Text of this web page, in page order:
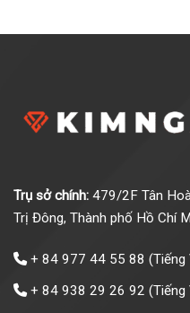
Trụ sở chính: 479/2F Tân
Trị Đông, Thành phố Hồ Chí
+ 84 977 44 55 88 (Tiếng
+ 84 938 29 26 92 (Tiếng